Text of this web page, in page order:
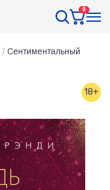
0
/ Сентиментальный
18+